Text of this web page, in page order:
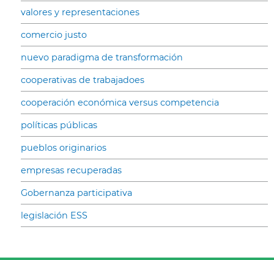
valores y representaciones
comercio justo
nuevo paradigma de transformación
cooperativas de trabajadoes
cooperación económica versus competencia
políticas públicas
pueblos originarios
empresas recuperadas
Gobernanza participativa
legislación ESS